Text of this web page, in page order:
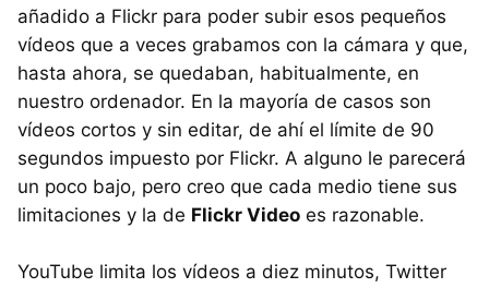
añadido a Flickr para poder subir esos pequeños
vídeos que a veces grabamos con la cámara y que,
hasta ahora, se quedaban, habitualmente, en
nuestro ordenador. En la mayoría de casos son
vídeos cortos y sin editar, de ahí el límite de 90
segundos impuesto por Flickr. A alguno le parecerá
un poco bajo, pero creo que cada medio tiene sus
limitaciones y la de Flickr Video es razonable.
YouTube limita los vídeos a diez minutos, Twitter